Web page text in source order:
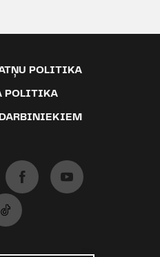
POLITIKA
POLITIKA
DARBINIEKIEM